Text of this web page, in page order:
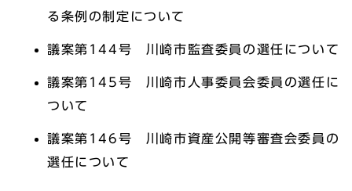
る条例の制定について
議案第144号 川崎市監査委員の選任について
議案第145号 川崎市人事委員会委員の選任に
ついて
議案第146号 川崎市資産公開等審査会委員の
選任について